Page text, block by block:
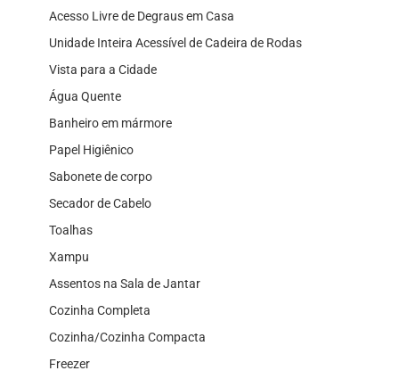
Acesso Livre de Degraus em Casa
Unidade Inteira Acessível de Cadeira de Rodas
Vista para a Cidade
Água Quente
Banheiro em mármore
Papel Higiênico
Sabonete de corpo
Secador de Cabelo
Toalhas
Xampu
Assentos na Sala de Jantar
Cozinha Completa
Cozinha/Cozinha Compacta
Freezer